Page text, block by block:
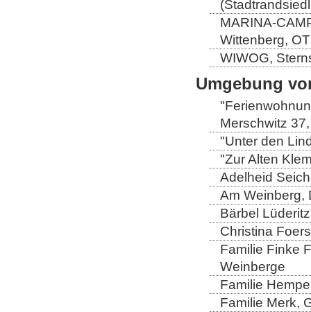
MARINA-
Wittenberg,
WIWOG,
Umgebung
Merschwitz
"Unter den
"Zur Alten
Adelheid
Am Weinberg,
Bärbel
Christina
Familie Finke
Weinberge
Familie
Familie Merk,